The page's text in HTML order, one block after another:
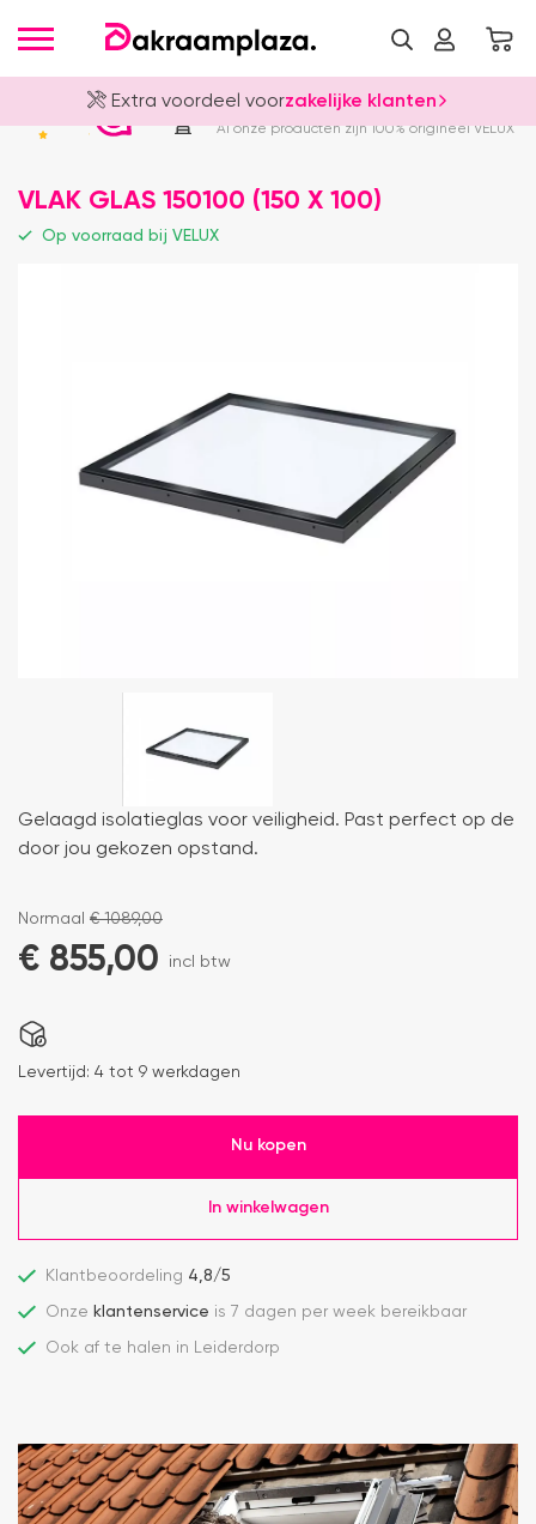
Extra voordeel voorzakelijke klanten
Officieel VELUX Dealer
Al onze producten zijn 100% origineel VELUX
VLAK GLAS 150100 (150 X 100)
Op voorraad bij VELUX
Gelaagd isolatieglas voor veiligheid. Past perfect op de
door jou gekozen opstand.
Normaal €1089,00
€ 855,00 incl btw
Levertijd: 4 tot 9 werkdagen
Nu kopen
In winkelwagen
Klantbeoordeling 4,8/5
Onze klantenservice is 7 dagen per week bereikbaar
Ook af te halen in Leiderdorp